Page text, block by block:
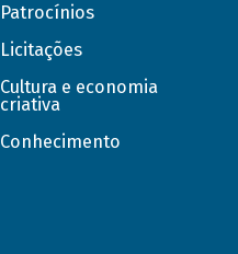
Patrocínios
Licitações
Cultura e economia
criativa
Conhecimento